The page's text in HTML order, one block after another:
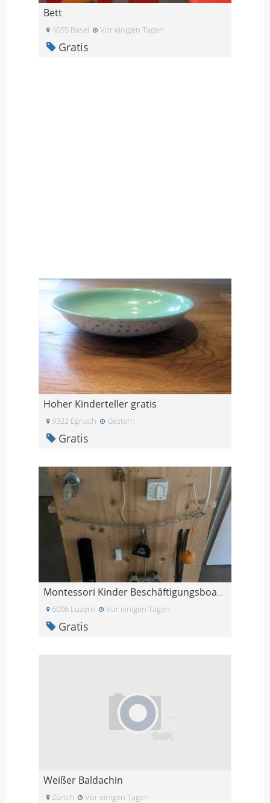
Bett
4055 Basel Vor einigen Tagen
Gratis
Hoher Kinderteller gratis
9322 Egnach Gestern
Gratis
Montessori Kinder Beschäftigungsboard
6006 Luzern Vor einigen Tagen
Gratis
Weißer Baldachin
Zürich Vor einigen Tagen